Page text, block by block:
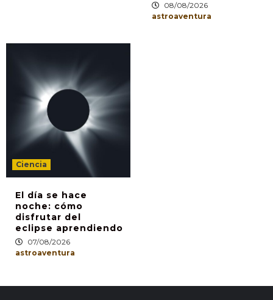
08/08/2026
astroaventura
Ciencia
El día se hace
noche: cómo
disfrutar del
eclipse aprendiendo
07/08/2026
astroaventura